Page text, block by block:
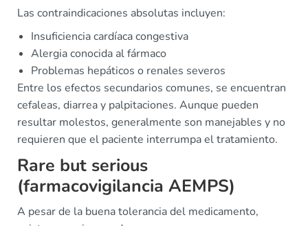
Las contraindicaciones absolutas incluyen:
Insuficiencia cardíaca congestiva
Alergia conocida al fármaco
Problemas hepáticos o renales severos
Entre los efectos secundarios comunes, se encuentran
cefaleas, diarrea y palpitaciones. Aunque pueden
resultar molestos, generalmente son manejables y no
requieren que el paciente interrumpa el tratamiento.
Rare but serious
(farmacovigilancia AEMPS)
A pesar de la buena tolerancia del medicamento,